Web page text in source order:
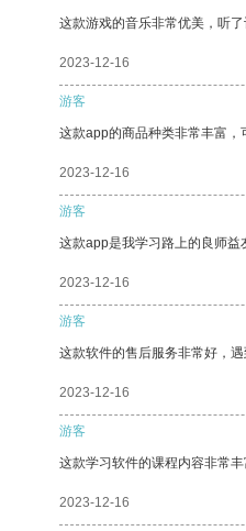
这款游戏的音乐非常优美，听了
2023-12-16
游客
这款app的商品种类非常丰富，
2023-12-16
游客
这款app是我学习路上的良师益
2023-12-16
游客
这款软件的售后服务非常好，遇
2023-12-16
游客
这款学习软件的课程内容非常
2023-12-16